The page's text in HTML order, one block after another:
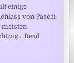
einige
von Pascal
meisten
Read